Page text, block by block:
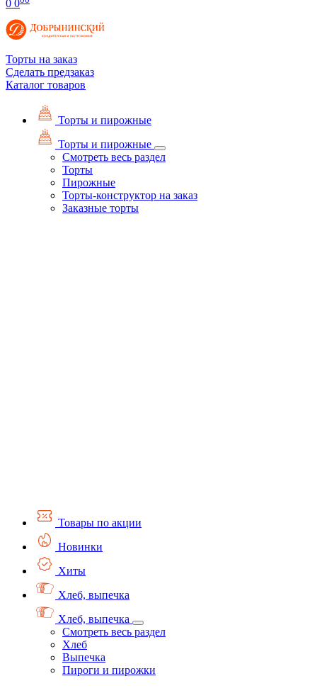
0 0
Торты на заказ
Сделать предзаказ
Каталог товаров
Торты и пирожные
Торты и пирожные
Смотреть весь раздел
Торты
Пирожные
Торты-конструктор на заказ
Заказные торты
Товары по акции
Новинки
Хиты
Хлеб, выпечка
Хлеб, выпечка
Смотреть весь раздел
Хлеб
Выпечка
Пироги и пирожки